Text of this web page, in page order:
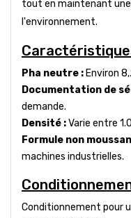
tout en maintenant
l'environnement.
Pha neutre : Environ
Documentation de
demande.
Densité :Varie entre
Formule non
machines industrielles.
Conditionnement pour